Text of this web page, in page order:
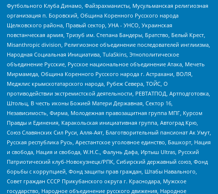
Футбольного Клуба Динамо, Файзрахманисты, Мусульманская религиозная
организация п. Боровский, Община Коренного Русского народа
Щелковского района, Правый сектор, УНА - УНСО, Украинская
повстанческая армия, Тризуб им. Степана Бандеры, Братство, Белый Крест,
Misanthropic division, Религиозное объединение последователей инглиизма,
Народная Социальная Инициатива, TulaSkins, Этнополитическое
объединение Русские, Русское национальное объединение Атака, Мечеть
Мирмамеда, Община Коренного Русского народа г. Астрахани, ВОЛЯ,
Меджлис крымскотатарского народа, Рубеж Севера, ТОЙС, О
противодействии экстремистской деятельности, РЕВТАТПОД, Артподготовка,
Штольц, В честь иконы Божией Матери Державная, Сектор 16,
Независимость, Фирма, Молодежная правозащитная группа МПГ, Курсом
Правды и Единения, Каракольская инициативная группа, Автоград Крю,
Союз Славянских Сил Руси, Алля-Аят, Благотворительный пансионат Ак Умут,
Русская республика Русь, Арестантское уголовное единство, Башкорт, Нация
и свобода, Нация и свобода, W.H.С., Фалунь Дафа, Иртыш Ultras, Русский
Патриотический клуб-Новокузнецк/РПК, Сибирский державный союз, Фонд
борьбы с коррупцией, Фонд защиты прав граждан, Штабы Навального,
Совет граждан СССР Прикубанского округа г. Краснодара, Мужское
государство, Народное объединение русского движения, Народное